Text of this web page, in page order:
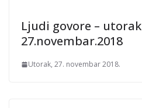
Ljudi govore – utorak
27.novembar.2018
Utorak, 27. novembar 2018.